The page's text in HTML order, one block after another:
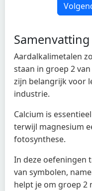
Aardalkalimetalen
staan in groep 2
zijn belangrijk voor
industrie.
Calcium is
terwijl magnesium
fotosynthese.
In deze oefeningen
van symbolen,
helpt je om groep 2